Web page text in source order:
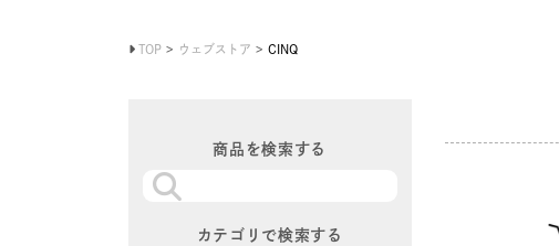
TOP ウェブストア CINQ
商品を検索する
カテゴリで検索する